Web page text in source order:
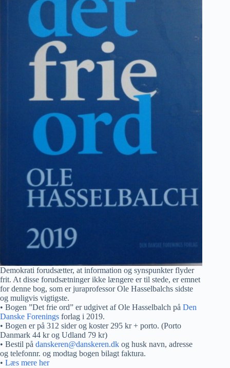
Demokrati forudsætter, at information og synspunkter flyder
frit. At disse forudsætninger ikke længere er til stede, er emnet
for denne bog, som er juraprofessor Ole Hasselbalchs sidste
og muligvis vigtigste.
• Bogen ”Det frie ord” er udgivet af Ole Hasselbalch på Den
Danske Forenings forlag i 2019.
• Bogen er på 312 sider og koster 295 kr + porto. (Porto
Danmark 44 kr og Udland 79 kr)
• Bestil på danskeren@danskeren.dk og husk navn, adresse
og telefonnr. og modtag bogen bilagt faktura.
• Læs mere her